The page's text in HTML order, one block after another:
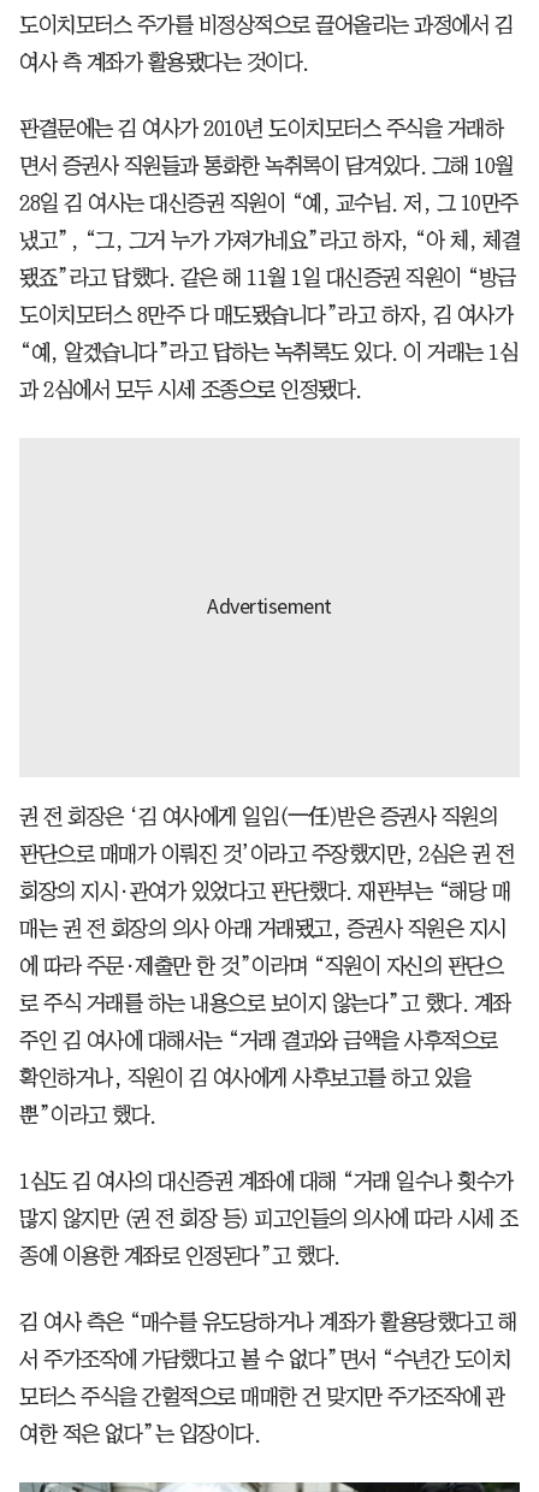
도이치모터스 주가를 비정상적으로 끌어올리는 과정에서 김
여사 측 계좌가 활용됐다는 것이다.
판결문에는 김 여사가 2010년 도이치모터스 주식을 거래하
면서 증권사 직원들과 통화한 녹취록이 담겨있다. 그해 10월
28일 김 여사는 대신증권 직원이 “예, 교수님. 저, 그 10만주
냈고”, “그, 그거 누가 가져가네요”라고 하자, “아 체, 체결
됐죠”라고 답했다. 같은 해 11월 1일 대신증권 직원이 “방금
도이치모터스 8만주 다 매도됐습니다”라고 하자, 김 여사가
“예, 알겠습니다”라고 답하는 녹취록도 있다. 이 거래는 1심
과 2심에서 모두 시세 조종으로 인정됐다.
권 전 회장은 ‘김 여사에게 일임(一任)받은 증권사 직원의
판단으로 매매가 이뤄진 것’이라고 주장했지만, 2심은 권 전
회장의 지시∙관여가 있었다고 판단했다. 재판부는 “해당 매
매는 권 전 회장의 의사 아래 거래됐고, 증권사 직원은 지시
에 따라 주문∙제출만 한 것”이라며 “직원이 자신의 판단으
로 주식 거래를 하는 내용으로 보이지 않는다”고 했다. 계좌
주인 김 여사에 대해서는 “거래 결과와 금액을 사후적으로
확인하거나, 직원이 김 여사에게 사후보고를 하고 있을
뿐”이라고 했다.
1심도 김 여사의 대신증권 계좌에 대해 “거래 일수나 횟수가
많지 않지만 (권 전 회장 등) 피고인들의 의사에 따라 시세 조
종에 이용한 계좌로 인정된다”고 했다.
김 여사 측은 “매수를 유도당하거나 계좌가 활용당했다고 해
서 주가조작에 가담했다고 볼 수 없다”면서 “수년간 도이치
모터스 주식을 간헐적으로 매매한 건 맞지만 주가조작에 관
여한 적은 없다”는 입장이다.